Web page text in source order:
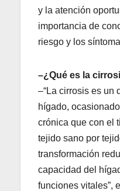
y la atención
importancia de
riesgo y los
–¿Qué es la
–“La cirrosis es un
hígado,
crónica que con el
tejido sano por
transformación
capacidad del
funciones vitales”,